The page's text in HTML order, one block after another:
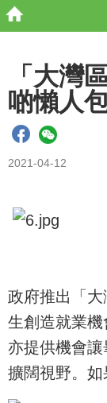
「大灣
啲懶人
2021-04-12
政府推出「
生創造就業機
亦提供機會讓
擴闊視野。